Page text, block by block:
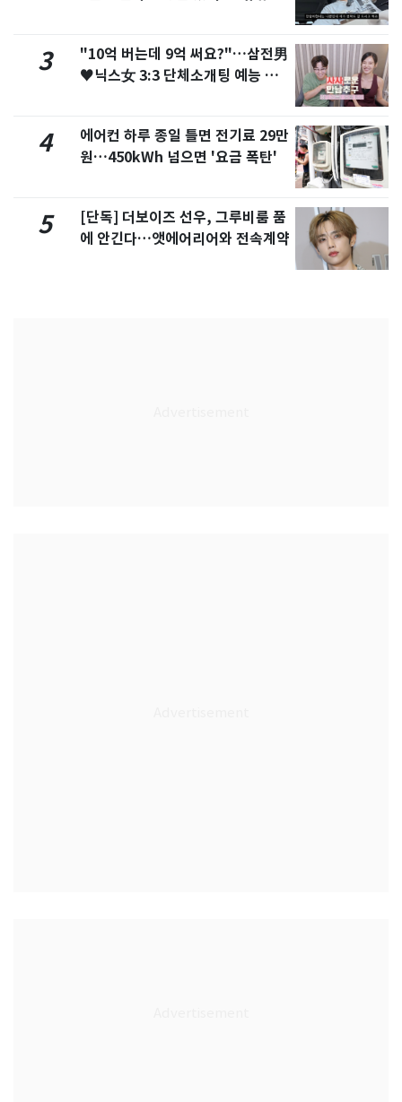
3
"10억 버는데 9억 써요?"…삼전男
♥닉스女 3:3 단체소개팅 예능 화
4
에어컨 하루 종일 틀면 전기료 29만
원…450kWh 넘으면 '요금 폭탄'
5
[단독] 더보이즈 선우, 그루비룸 품
에 안긴다…앳에어리어와 전속계약